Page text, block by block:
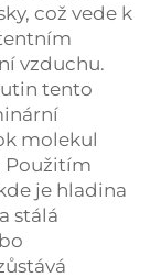
což vede k
vzduchu.
tento
molekul
Použitím
je hladina
stálá